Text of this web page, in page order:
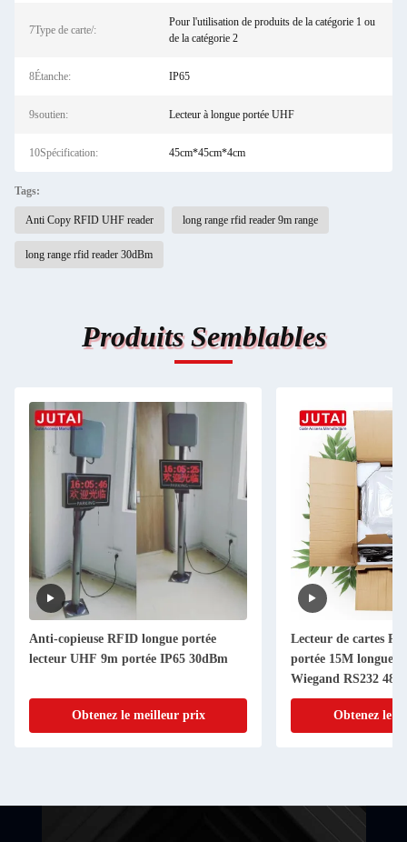
7Type de carte/:
Pour l'utilisation de produits de la catégorie 1 ou
de la catégorie 2
8Étanche: IP65
9soutien: Lecteur à longue portée UHF
10Spécification: 45cm*45cm*4cm
Tags:
Anti Copy RFID UHF reader long range rfid reader 9m range
long range rfid reader 30dBm
Produits Semblables
Anti-copieuse RFID longue portée
lecteur UHF 9m portée IP65 30dBm
Obtenez le meilleur prix
Lecteur de cartes
portée 15M longue
Wiegand RS232
Obtenez le